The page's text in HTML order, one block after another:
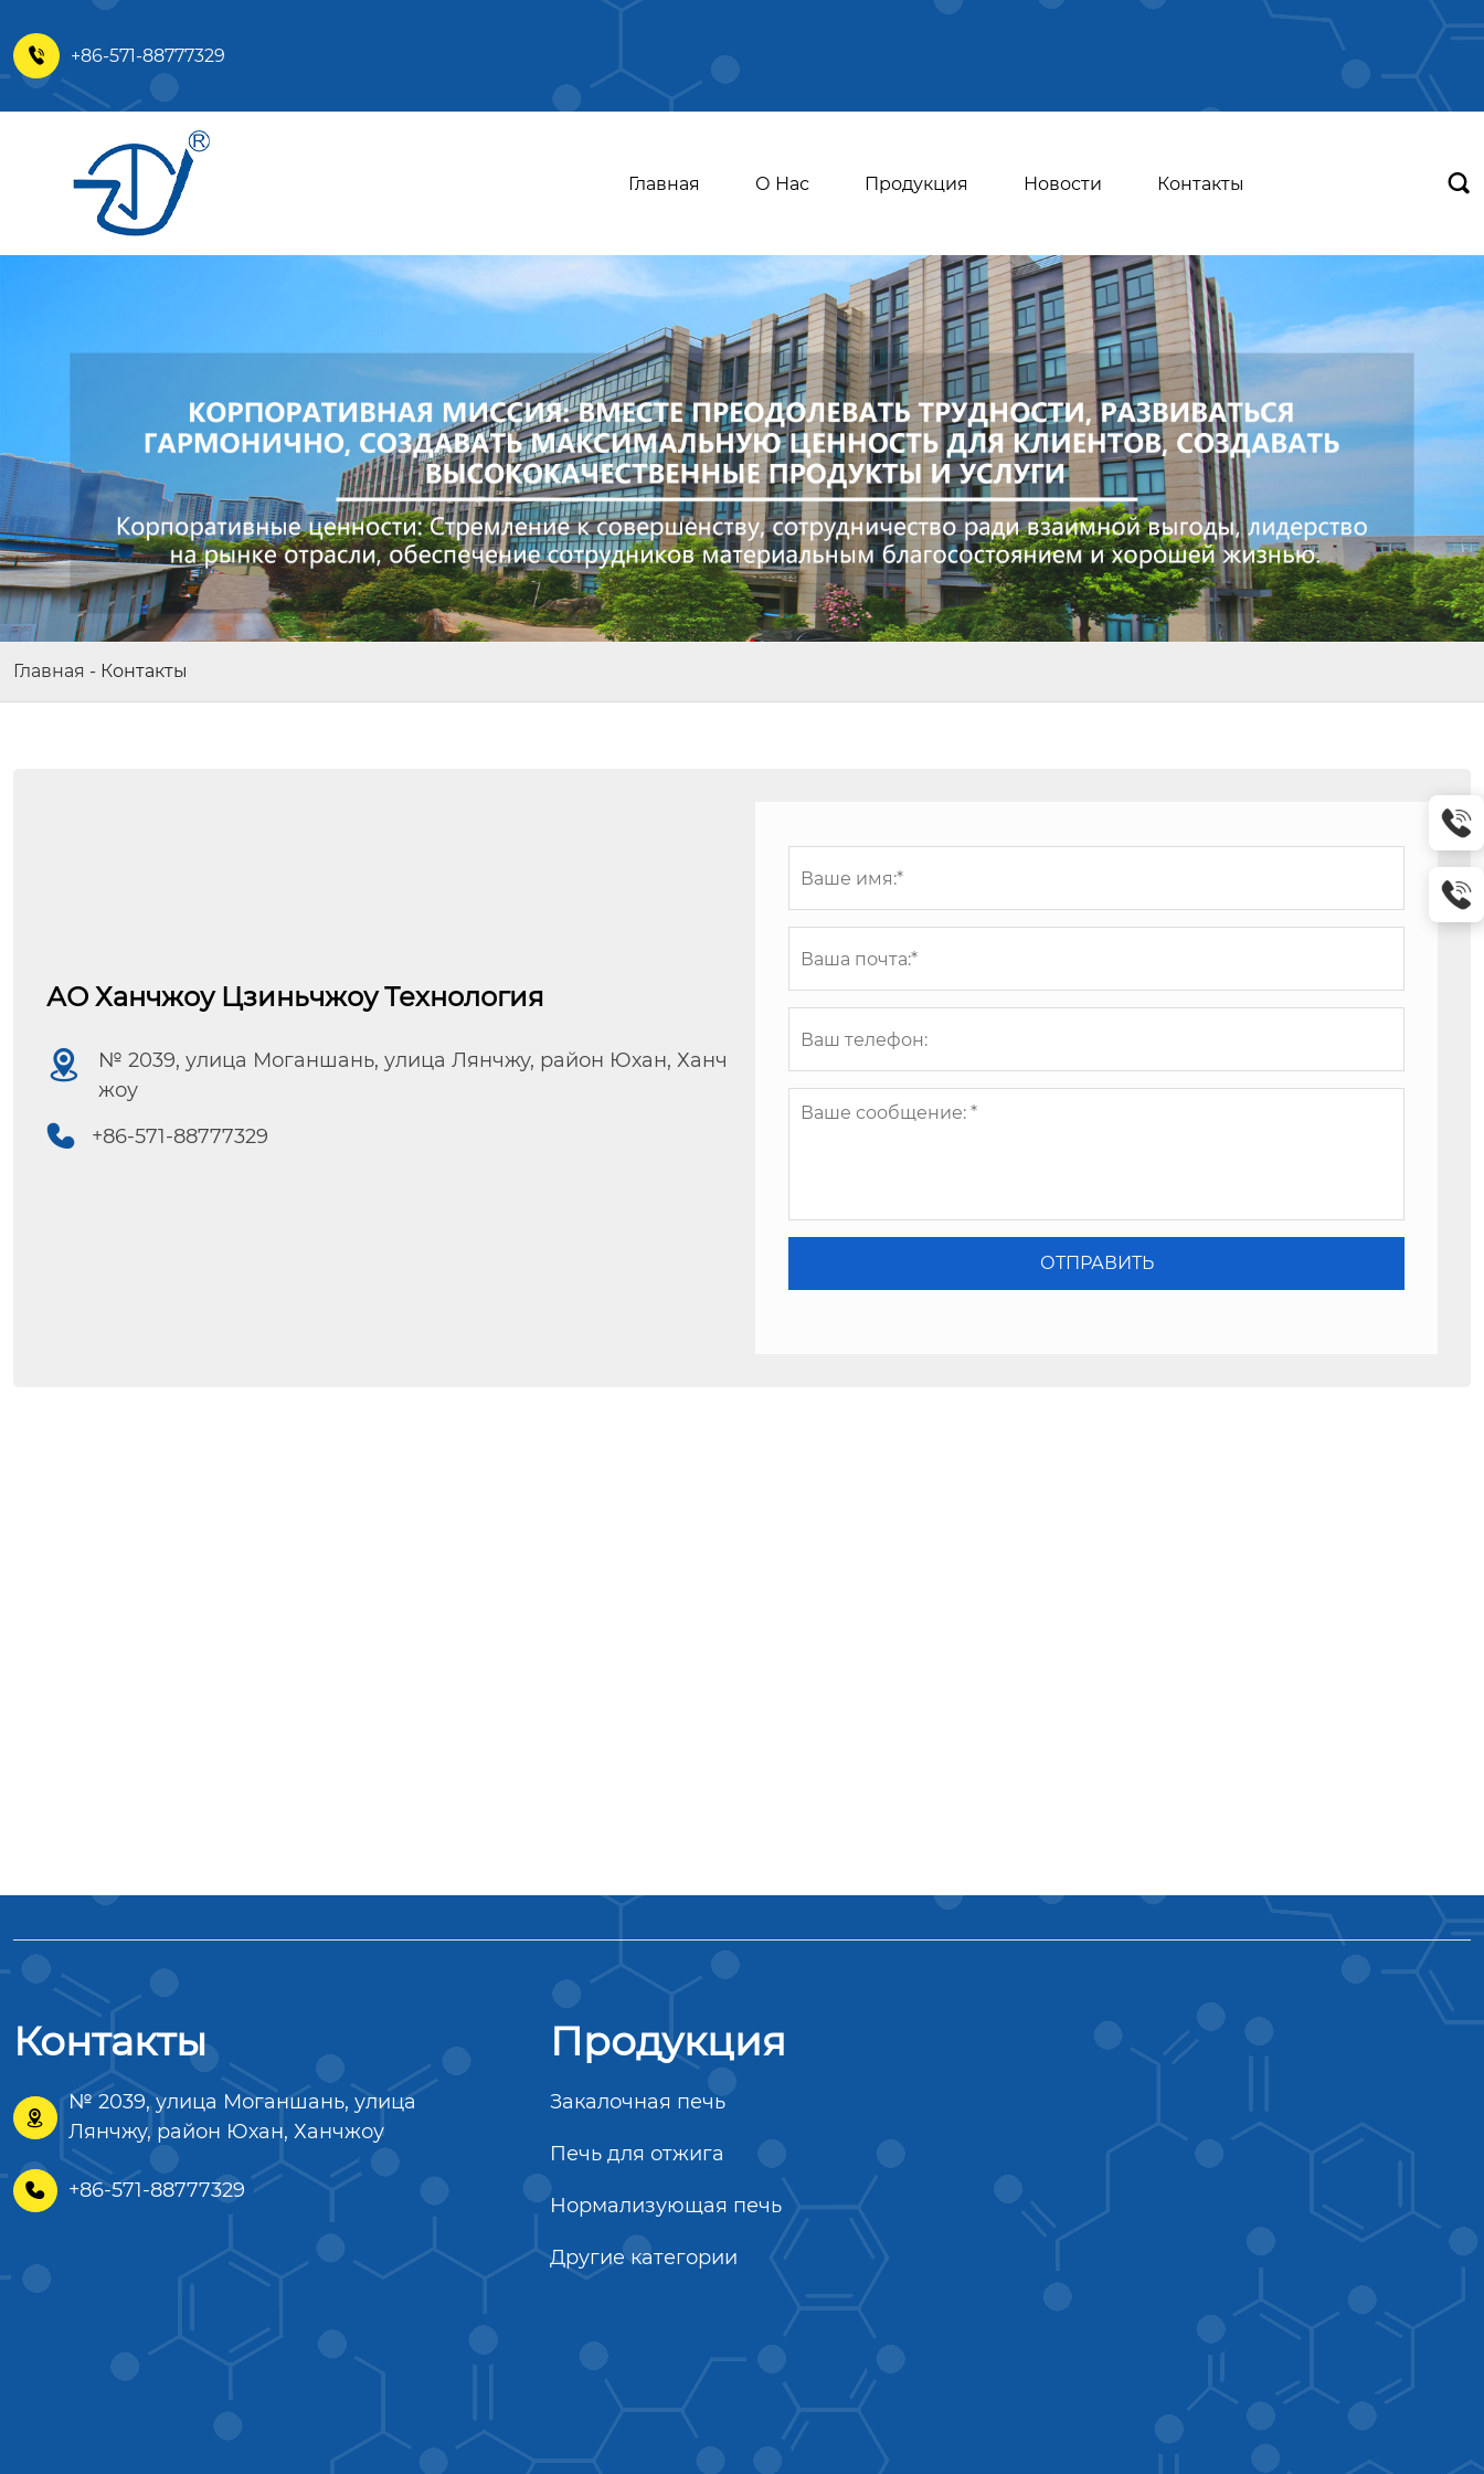
 +86-571-88777329
Главная О Нас Продукция Новости Контакты 
Главная - Контакты
АО Ханчжоу Цзиньчжоу Технология

№ 2039, улица Моганшань, улица Лянчжу, район Юхан, Ханч
жоу
 +86-571-88777329
Контакты

№ 2039, улица Моганшань, улица
Лянчжу, район Юхан, Ханчжоу
 +86-571-88777329
Продукция
Закалочная печь
Печь для отжига
Нормализующая печь
Другие категории